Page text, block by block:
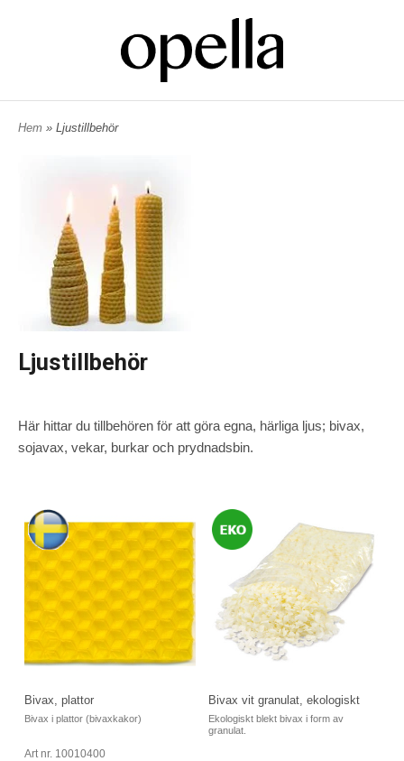
Hem » Ljustillbehör
Ljustillbehör
Här hittar du tillbehören för att göra egna, härliga ljus; bivax,
sojavax, vekar, burkar och prydnadsbin.
Bivax, plattor
Bivax i plattor (bivaxkakor)
Art nr. 10010400
Bivax vit granulat, ekologiskt
Ekologiskt blekt bivax i form av
granulat.